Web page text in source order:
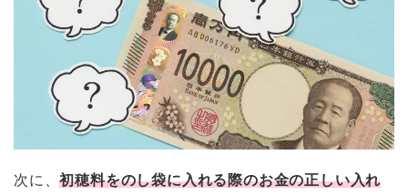
次に、初穂料をのし袋に入れる際のお金の正しい入れ